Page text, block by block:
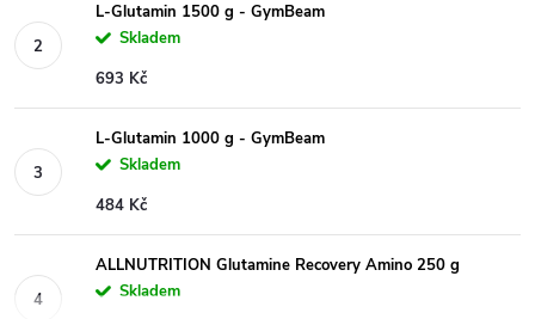
L-Glutamin 1500 g - GymBeam
Skladem
693 Kč
L-Glutamin 1000 g - GymBeam
Skladem
484 Kč
ALLNUTRITION Glutamine Recovery Amino 250 g
Skladem